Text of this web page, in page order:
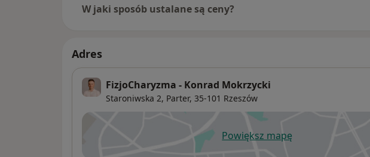
W jaki sposób ustalane są ceny?
Adres
FizjoCharyzma - Konrad Mokrzycki
Staroniwska 2, Parter, 35-101 Rzeszów
Powiększ mapęotwiera się w nowej karcie